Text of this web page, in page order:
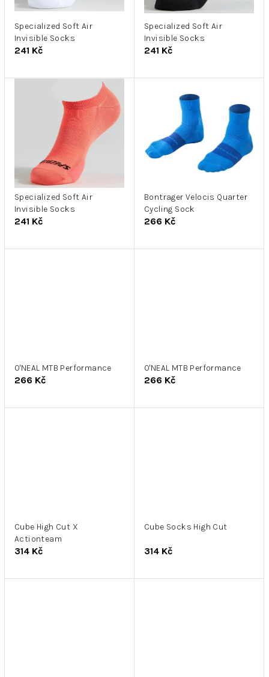
ů
o
d
u
k
Specialized Soft Air
Invisible Socks
241 Kč
Specialized Soft Air
Invisible Socks
241 Kč
Specialized Soft Air
Invisible Socks
241 Kč
Bontrager Velocis Quarter
Cycling Sock
266 Kč
O'NEAL MTB Performance
266 Kč
O'NEAL MTB Performance
266 Kč
Cube High Cut X
Actionteam
314 Kč
Cube Socks High Cut
314 Kč